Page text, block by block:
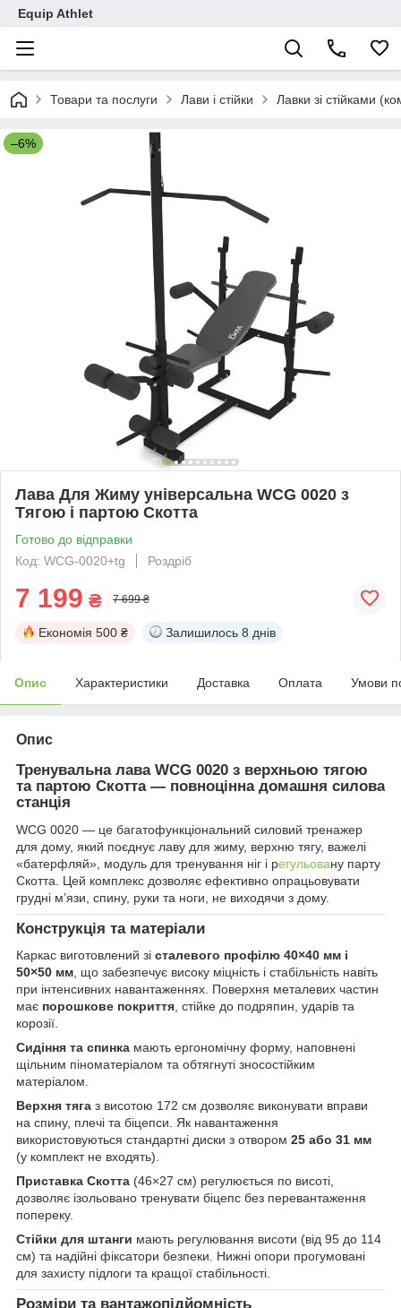
Equip Athlet
Товари та послуги Лави і стійки Лавки зі стійками
–6%
Лава Для Жиму універсальна WCG 0020 з
Тягою і партою Скотта
Готово до відправки
Код: WCG-0020+tg
Роздріб
7 199 ₴ 7 699 ₴
Економія 500 ₴ Залишилось 8 днів
Опис Характеристики Доставка Оплата Умови
Опис
Тренувальна лава WCG 0020 з верхньою тягою
та партою Скотта— повноцінна домашня силова
станція
WCG 0020 — це багатофункціональний силовий тренажер
для дому, який поєднує лаву для жиму, верхню тягу, важелі
«батерфляй», модуль для тренування ніг і регульовану парту
Скотта. Цей комплекс дозволяє ефективно опрацьовувати
грудні м’язи, спину, руки та ноги, не виходячи з дому.
Конструкція та матеріали
Каркас виготовлений зі сталевого профілю 40×40 мм і
50×50 мм, що забезпечує високу міцність і стабільність навіть
при інтенсивних навантаженнях. Поверхня металевих частин
має порошкове покриття, стійке до подряпин, ударів та
корозії.
Сидіння та спинка мають ергономічну форму, наповнені
щільним піноматеріалом та обтягнуті зносостійким
матеріалом.
Верхня тяга з висотою 172 см дозволяє виконувати вправи
на спину, плечі та біцепси. Як навантаження
використовуються стандартні диски з отвором 25 або 31 мм
(у комплект не входять).
Приставка Скотта (46×27 см) регулюється по висоті,
дозволяє ізольовано тренувати біцепс без перевантаження
попереку.
Стійки для штанги мають регулювання висоти (від 95 до 114
см) та надійні фіксатори безпеки. Нижні опори прогумовані
для захисту підлоги та кращої стабільності.
Розміри та вантажопідйомність